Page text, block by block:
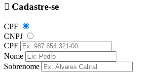
Cadastre-se
CPF
CNPJ
CPF
Nome
Sobrenome